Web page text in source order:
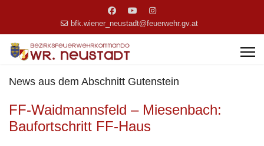
bfk.wiener_neustadt@feuerwehr.gv.at
News aus dem Abschnitt Gutenstein
FF-Waidmannsfeld – Miesenbach:
Baufortschritt FF-Haus